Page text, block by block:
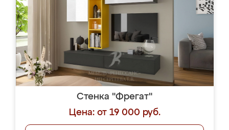
Стенка "Фрегат"
Цена: от 19 000 руб.